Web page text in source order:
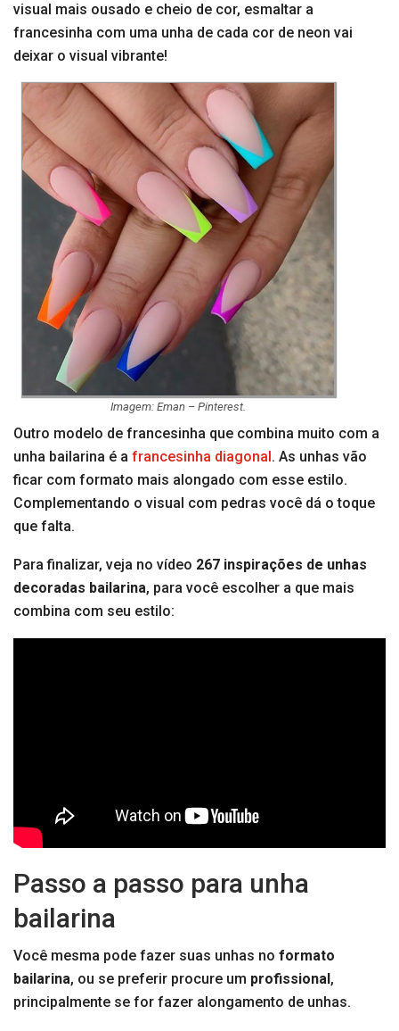
visual mais ousado e cheio de cor, esmaltar a
francesinha com uma unha de cada cor de neon vai
deixar o visual vibrante!
Imagem: Eman – Pinterest.
Outro modelo de francesinha que combina muito com a
unha bailarina é a francesinha diagonal . As unhas vão
ficar com formato mais alongado com esse estilo.
Complementando o visual com pedras você dá o toque
que falta.
Para finalizar, veja no vídeo 267 inspirações de unhas
decoradas bailarina, para você escolher a que mais
combina com seu estilo:
Passo a passo para unha
bailarina
Você mesma pode fazer suas unhas no formato
bailarina, ou se preferir procure um profissional ,
principalmente se for fazer alongamento de unhas.